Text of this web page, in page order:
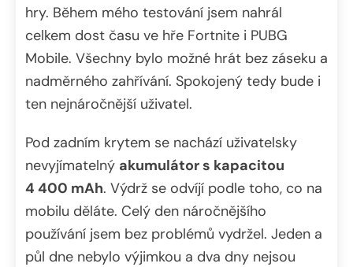
hry. Během mého testování jsem nahrál
celkem dost času ve hře Fortnite i PUBG
Mobile. Všechny bylo možné hrát bez záseku a
nadměrného zahřívání. Spokojený tedy bude i
ten nejnáročnější uživatel.
Pod zadním krytem se nachází uživatelsky
nevyjímatelný akumulátor s kapacitou
4 400 mAh. Výdrž se odvíjí podle toho, co na
mobilu děláte. Celý den náročnějšího
používání jsem bez problémů vydržel. Jeden a
půl dne nebylo výjimkou a dva dny nejsou